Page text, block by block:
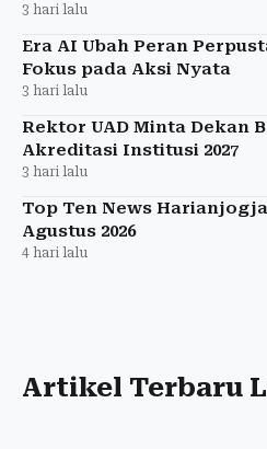
3 hari lalu
Era AI Ubah Peran
Fokus pada Aksi Nyata
3 hari lalu
Rektor UAD Minta Dekan
Akreditasi Institusi 2027
3 hari lalu
Top Ten News
Agustus 2026
4 hari lalu
Artikel Terbaru